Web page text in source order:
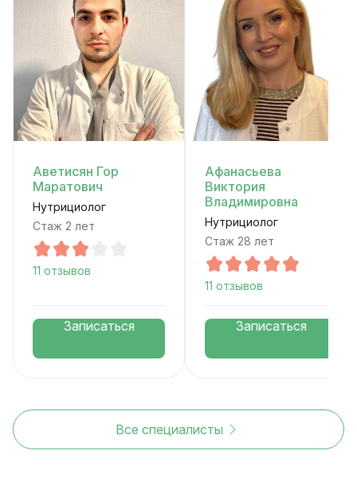
Аветисян Гор
Маратович
Нутрициолог
Стаж 2 лет
11 отзывов
Записаться
Афанасьева
Виктория
Владимировна
Нутрициолог
Стаж 28 лет
11 отзывов
Записаться
Все специалисты